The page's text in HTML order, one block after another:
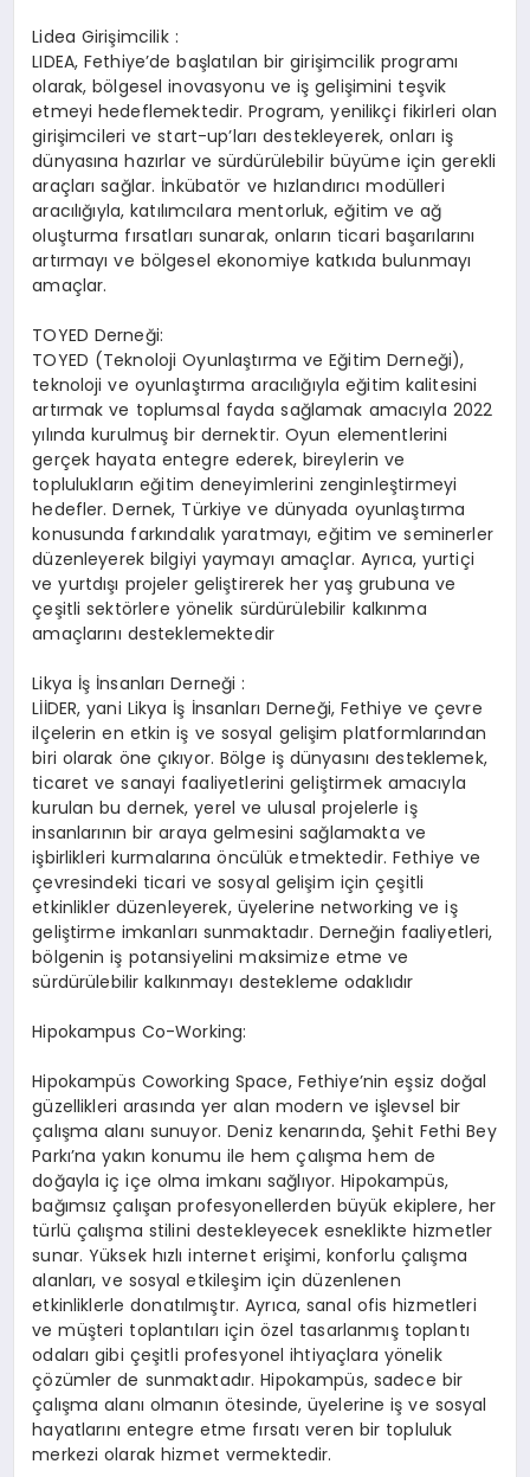
Lidea Girişimcilik :
LIDEA, Fethiye’de başlatılan bir girişimcilik programı
olarak, bölgesel inovasyonu ve iş gelişimini teşvik
etmeyi hedeflemektedir. Program, yenilikçi fikirleri olan
girişimcileri ve start-up’ları destekleyerek, onları iş
dünyasına hazırlar ve sürdürülebilir büyüme için gerekli
araçları sağlar. İnkübatör ve hızlandırıcı modülleri
aracılığıyla, katılımcılara mentorluk, eğitim ve ağ
oluşturma fırsatları sunarak, onların ticari başarılarını
artırmayı ve bölgesel ekonomiye katkıda bulunmayı
amaçlar.
TOYED Derneği:
TOYED (Teknoloji Oyunlaştırma ve Eğitim Derneği),
teknoloji ve oyunlaştırma aracılığıyla eğitim kalitesini
artırmak ve toplumsal fayda sağlamak amacıyla 2022
yılında kurulmuş bir dernektir. Oyun elementlerini
gerçek hayata entegre ederek, bireylerin ve
toplulukların eğitim deneyimlerini zenginleştirmeyi
hedefler. Dernek, Türkiye ve dünyada oyunlaştırma
konusunda farkındalık yaratmayı, eğitim ve seminerler
düzenleyerek bilgiyi yaymayı amaçlar. Ayrıca, yurtiçi
ve yurtdışı projeler geliştirerek her yaş grubuna ve
çeşitli sektörlere yönelik sürdürülebilir kalkınma
amaçlarını desteklemektedir​
Likya İş İnsanları Derneği :
LİİDER, yani Likya İş İnsanları Derneği, Fethiye ve çevre
ilçelerin en etkin iş ve sosyal gelişim platformlarından
biri olarak öne çıkıyor. Bölge iş dünyasını desteklemek,
ticaret ve sanayi faaliyetlerini geliştirmek amacıyla
kurulan bu dernek, yerel ve ulusal projelerle iş
insanlarının bir araya gelmesini sağlamakta ve
işbirlikleri kurmalarına öncülük etmektedir. Fethiye ve
çevresindeki ticari ve sosyal gelişim için çeşitli
etkinlikler düzenleyerek, üyelerine networking ve iş
geliştirme imkanları sunmaktadır. Derneğin faaliyetleri,
bölgenin iş potansiyelini maksimize etme ve
sürdürülebilir kalkınmayı destekleme odaklıdır
Hipokampus Co-Working:
Hipokampüs Coworking Space, Fethiye’nin eşsiz doğal
güzellikleri arasında yer alan modern ve işlevsel bir
çalışma alanı sunuyor. Deniz kenarında, Şehit Fethi Bey
Parkı’na yakın konumu ile hem çalışma hem de
doğayla iç içe olma imkanı sağlıyor. Hipokampüs,
bağımsız çalışan profesyonellerden büyük ekiplere, her
türlü çalışma stilini destekleyecek esneklikte hizmetler
sunar. Yüksek hızlı internet erişimi, konforlu çalışma
alanları, ve sosyal etkileşim için düzenlenen
etkinliklerle donatılmıştır. Ayrıca, sanal ofis hizmetleri
ve müşteri toplantıları için özel tasarlanmış toplantı
odaları gibi çeşitli profesyonel ihtiyaçlara yönelik
çözümler de sunmaktadır. Hipokampüs, sadece bir
çalışma alanı olmanın ötesinde, üyelerine iş ve sosyal
hayatlarını entegre etme fırsatı veren bir topluluk
merkezi olarak hizmet vermektedir.